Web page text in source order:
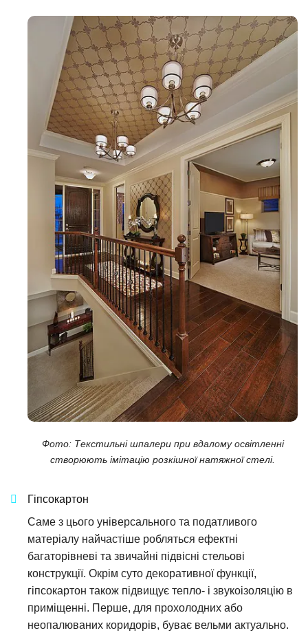
Фото: Текстильні шпалери при вдалому освітленні
створюють імітацію розкішної натяжної стелі.
Гіпсокартон
Саме з цього універсального та податливого
матеріалу найчастіше робляться ефектні
багаторівневі та звичайні підвісні стельові
конструкції. Окрім суто декоративної функції,
гіпсокартон також підвищує тепло- і звукоізоляцію в
приміщенні. Перше, для прохолодних або
неопалюваних коридорів, буває вельми актуально.